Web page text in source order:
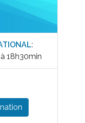
:
18h30min